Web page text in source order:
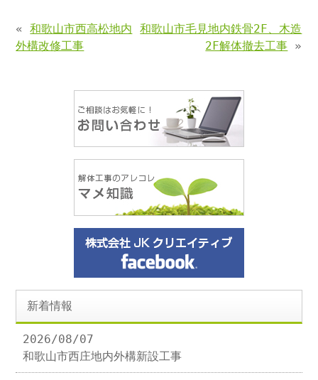
«和歌山市西高松地内
外構改修工事
和歌山市毛見地内鉄骨2F、木造
2F解体撤去工事 »
新着情報
2026/08/07
和歌山市西庄地内外構新設工事